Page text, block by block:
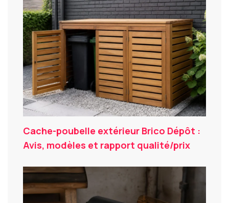
Cache-poubelle extérieur Brico Dépôt :
Avis, modèles et rapport qualité/prix